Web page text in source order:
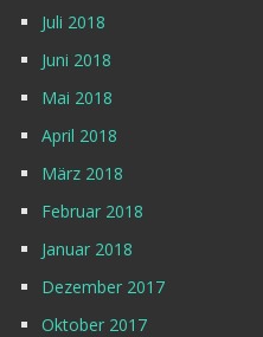
Juli 2018
Juni 2018
Mai 2018
April 2018
März 2018
Februar 2018
Januar 2018
Dezember 2017
Oktober 2017